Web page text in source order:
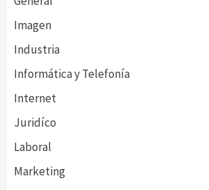
Imagen
Industria
Informática y Telefonía
Internet
Juridíco
Laboral
Marketing